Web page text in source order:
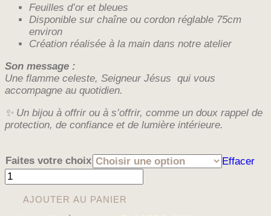
Feuilles d’or et bleues
Disponible sur chaîne ou cordon réglable 75cm
environ
Création réalisée à la main dans notre atelier
Son message :
Une flamme celeste, Seigneur Jésus qui vous
accompagne au quotidien.
✨ Un bijou à offrir ou à s’offrir, comme un doux rappel de
protection, de confiance et de lumière intérieure.
Faites votre choix
Effacer
quantité
de
SAUTOIR
AJOUTER AU PANIER